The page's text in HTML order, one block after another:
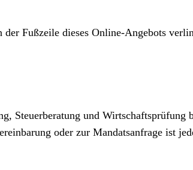
der Fußzeile dieses Online-Angebots
Steuerberatung und Wirtschaftsprüfung
oder zur Mandatsanfrage ist